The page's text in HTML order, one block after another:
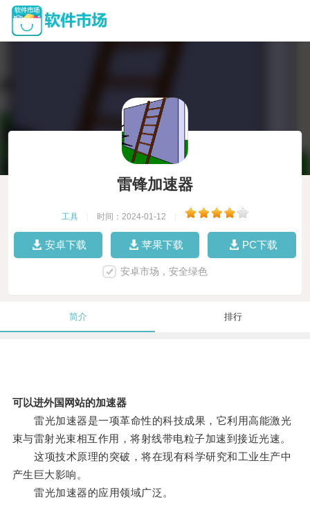
雷锋加速器
工具 时间：2024-01-12
安卓下载 苹果下载 PC下载
安卓市场，安全绿色
简介 排行
可以进外国网站的加速器
雷光加速器是一项革命性的科技成果，它利用高能激光
束与雷射光束相互作用，将射线带电粒子加速到接近光速。
这项技术原理的突破，将在现有科学研究和工业生产中
产生巨大影响。
雷光加速器的应用领域广泛。